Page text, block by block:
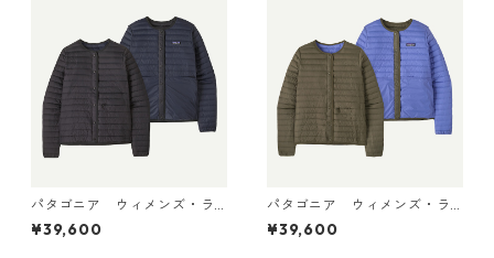
パタゴニア ウィメンズ・ラ
イトウェイト・リバーシブ
ル・ダウン・セーター・カー
¥39,600
パタゴニア ウィメンズ・ラ
イトウェイト・リバーシブ
ル・ダウン・セーター・カー
¥39,600